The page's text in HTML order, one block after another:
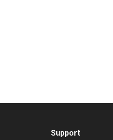
Support